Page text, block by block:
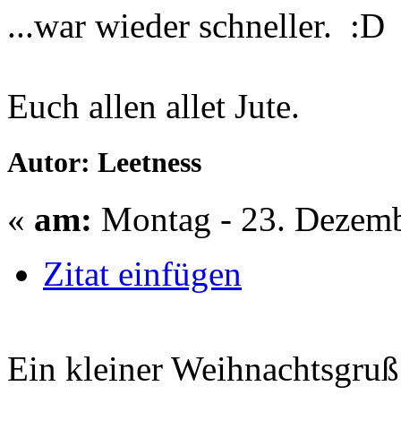
...war wieder schneller. :D
Euch allen allet Jute.
Autor: Leetness
« am: Montag - 23.
Zitat einfügen
Ein kleiner